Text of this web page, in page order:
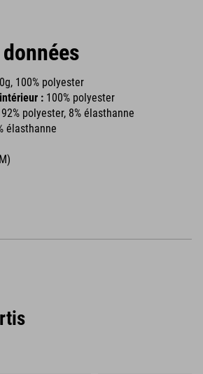
100% polyester
: 100% polyester
polyester, 8% élasthanne
élasthanne